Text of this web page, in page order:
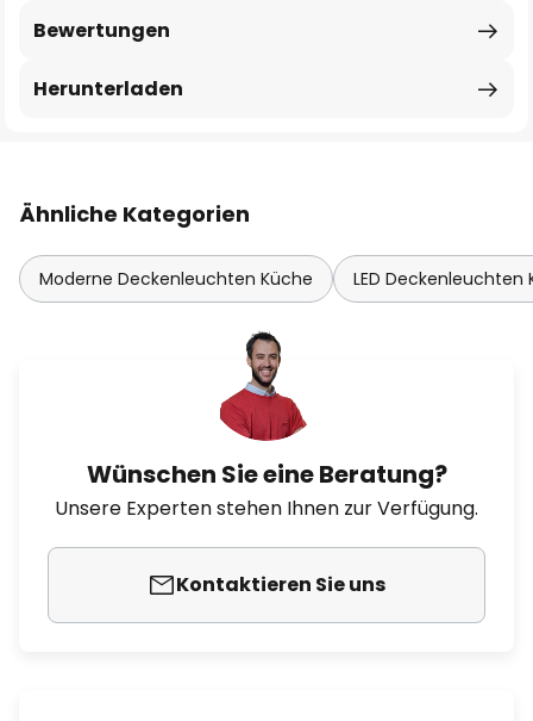
Bewertungen
Herunterladen
Ähnliche Kategorien
Moderne Deckenleuchten Küche LED Deckenleuchten
Wünschen Sie eine Beratung?
Unsere Experten stehen Ihnen zur Verfügung.
Kontaktieren Sie uns